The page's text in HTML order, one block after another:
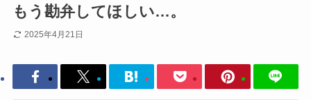
もう勘弁してほしい…。
2025年4月21日